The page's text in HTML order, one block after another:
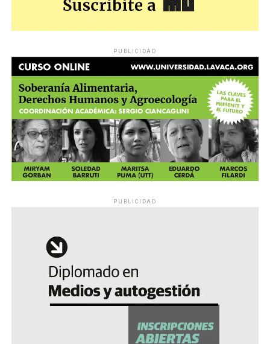
PUBLICIDAD
PUBLICIDAD